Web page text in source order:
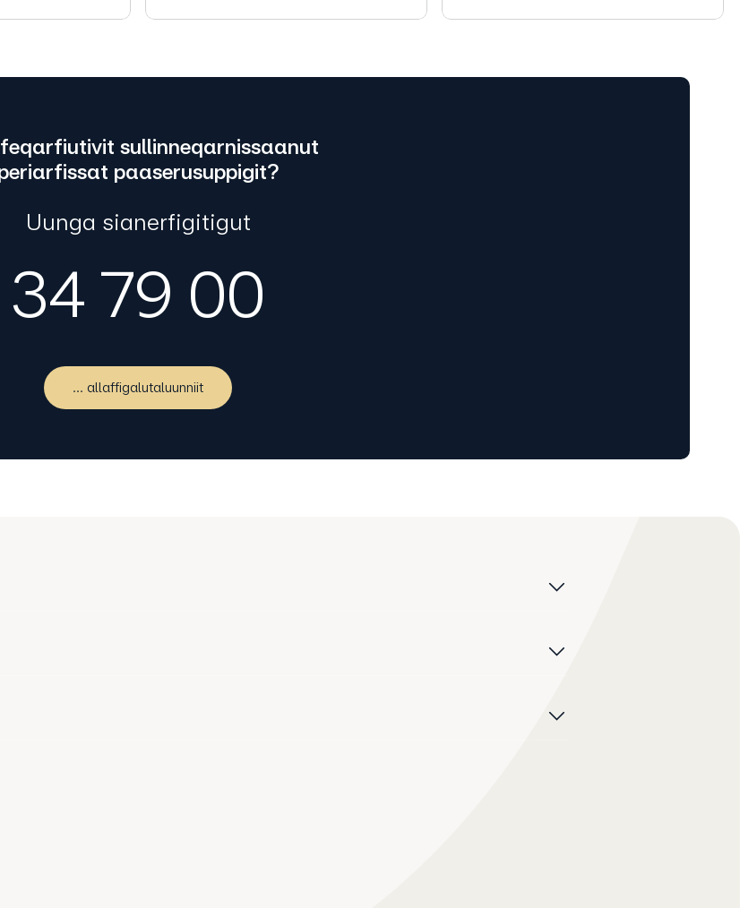
sullinneqarnissaanut
paaserusuppigit?
Uunga sianerfigitigut
34 79 00
... allaffigalutaluunniit